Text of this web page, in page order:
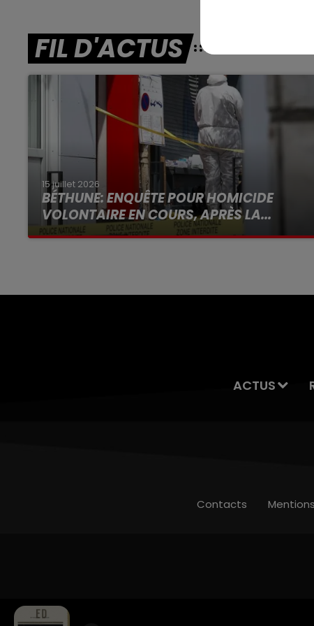
FIL D'ACTUS
15 juillet 2026
BÉTHUNE: ENQUÊTE POUR HOMICIDE
VOLONTAIRE EN COURS, APRÈS LA...
Selon les premiers éléments, le logement
ACTUS
Contacts